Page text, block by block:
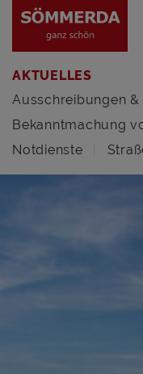
AKTUELLES
Ausschreibungen
Bekanntmachung
Notdienste